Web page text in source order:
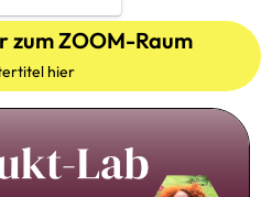
zum ZOOM-Raum
hier